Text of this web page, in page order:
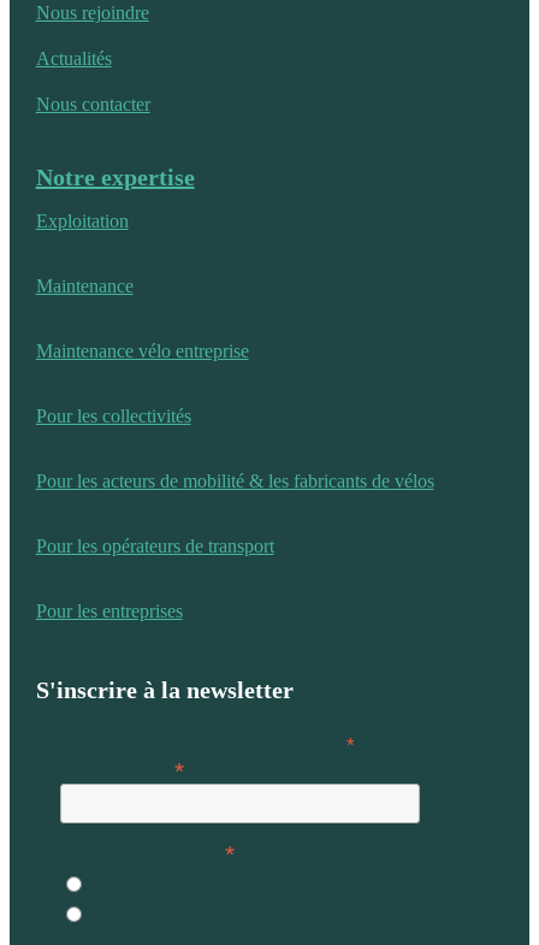
Nous rejoindre
Actualités
Nous contacter
Notre expertise
Exploitation
Maintenance
Maintenance vélo entreprise
Pour les collectivités
Pour les acteurs de mobilité & les fabricants de vélos
Pour les opérateurs de transport
Pour les entreprises
S'inscrire à la newsletter
*
*
*